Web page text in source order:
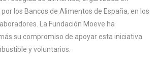
los Bancos de Alimentos de España, en los
La Fundación Moeve ha
su compromiso de apoyar esta iniciativa
y voluntarios.